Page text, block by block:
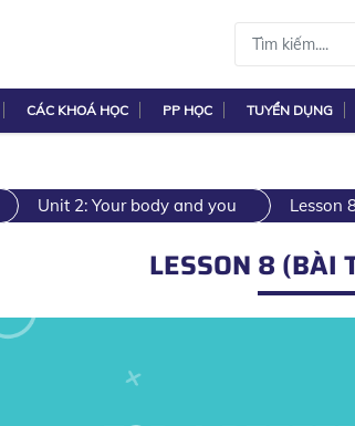
CÁC KHOÁ HỌC PP HỌC TUYỂN DỤNG
Unit 2: Your body and you Lesson
LESSON 8 (BÀI